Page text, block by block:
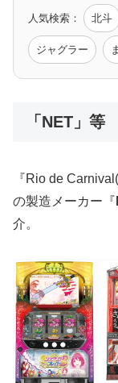
モンハン バイオ
人気検索： 北斗
ジャグラー
「NET」
『Rio de
の製造メーカー『
介。